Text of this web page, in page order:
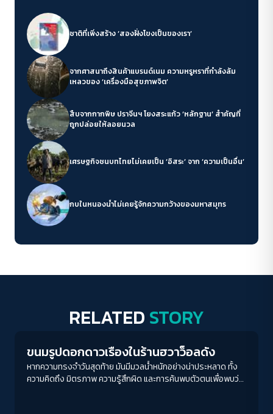
ชาติที่เพิ่งสร้าง ‘สองฝั่งโขงเป็นของเรา’
จากศาสนาถึงสินค้าแบรนด์เนม ความหรูหราที่กำลังล้ม
เหลวของ ‘เครื่องมือสุขภาพจิต’
สืบจากกากพิษ ปราจีนฯ โยงสระแก้ว ‘หลักฐาน’ สำคัญที่
ถูกปล่อยให้ลอยนวล
เศรษฐกิจชนบทไทยไม่เคยเป็น ‘อิสระ’ จาก ‘ความเป็นอื่น’
กบในหนองน้ำไม่เคยรู้จักความกว้างของมหาสมุทร
RELATED STORY
ขนมรูปดอกดาวเรืองในร้านฮวาว็อลดัง
หากความทรงจำวันสุดท้าย มันมีมวลน้ำหนักอย่างน่าประหลาด ทั้ง
ความคิดถึง มิตรภาพ ความรู้สึกผิด และการค้นพบตัวตนเพื่อพบว่า